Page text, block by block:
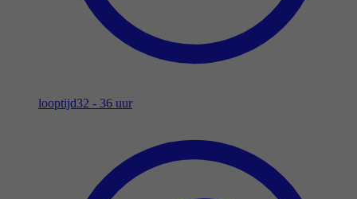
looptijd32 - 36 uur